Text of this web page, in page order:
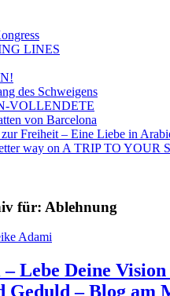
LINES
des Schweigens
VOLLENDETE
von Barcelona
zur Freiheit – Eine Liebe in
way on A TRIP TO YOUR
für: Ablehnung
Adami
Lebe Deine
Geduld – Blog am